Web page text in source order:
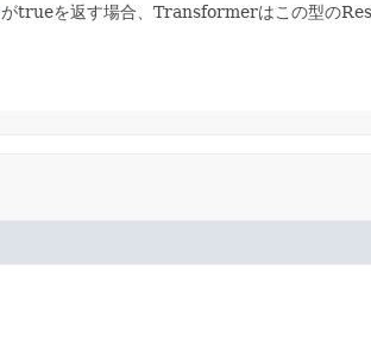
がtrueを返す場合、Transformerはこの型の